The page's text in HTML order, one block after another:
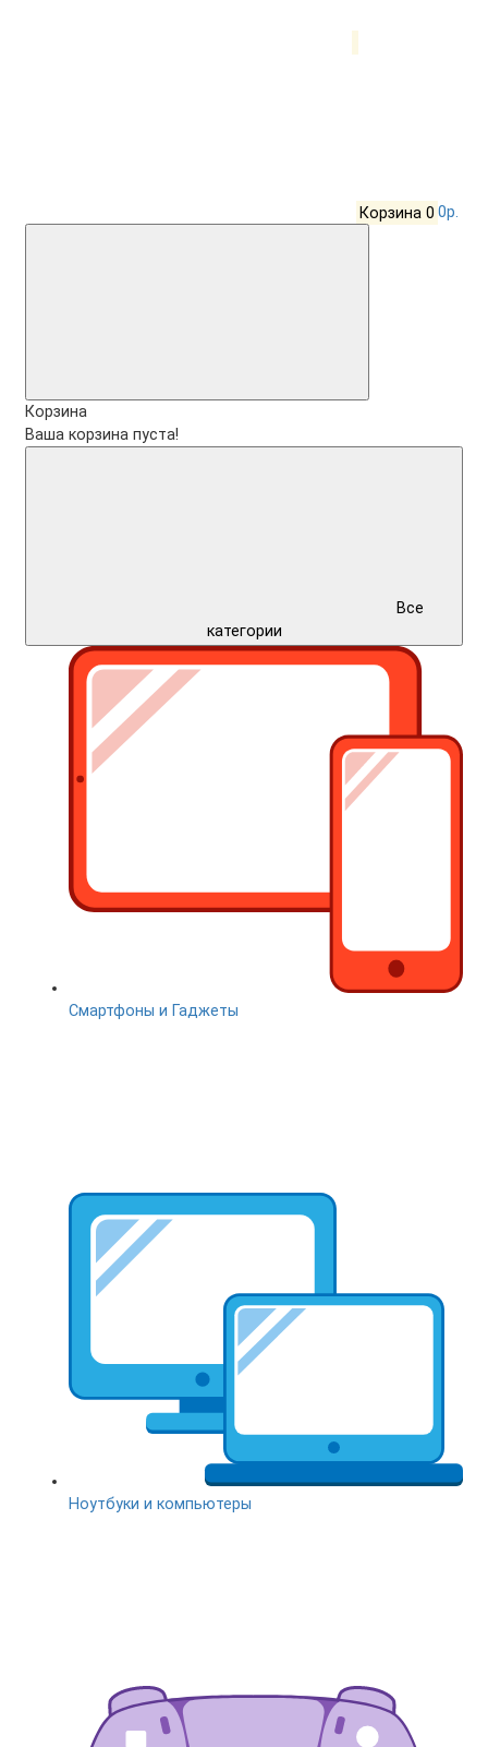
Корзина 0 0р.
Корзина
Ваша корзина пуста!
Все
категории
Смартфоны и Гаджеты
Ноутбуки и компьютеры